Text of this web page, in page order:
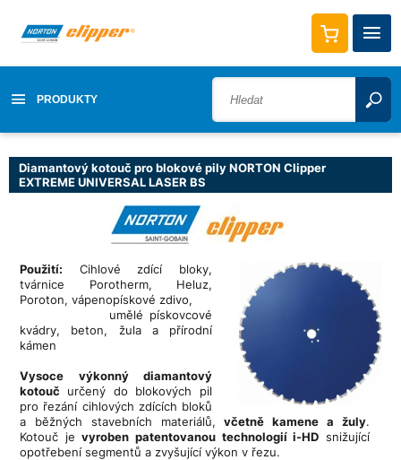
PRODUKTY
Diamantový kotouč pro blokové pily NORTON Clipper
EXTREME UNIVERSAL LASER BS
Použití: Cihlové zdící bloky,
tvárnice Porotherm, Heluz,
Poroton, vápenopískové zdivo,
umělé pískovcové
kvádry, beton, žula a přírodní
kámen
Vysoce výkonný diamantový
kotouč určený do blokových pil
pro řezání cihlových zdících bloků
a běžných stavebních materiálů,včetně kamene a žuly.
Kotouč jevyroben patentovanou technologií i-HD snižující
opotřebení segmentů a zvyšující výkon v řezu.